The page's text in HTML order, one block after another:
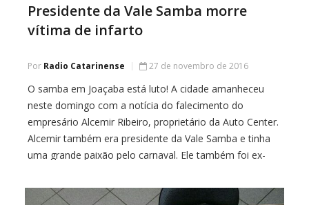
Presidente da Vale Samba morre
vítima de infarto
Por Radio Catarinense 27 de novembro de 2016
O samba em Joaçaba está luto! A cidade amanheceu
neste domingo com a notícia do falecimento do
empresário Alcemir Ribeiro, proprietário da Auto Center.
Alcemir também era presidente da Vale Samba e tinha
uma grande paixão pelo carnaval. Ele também foi ex-
infarto. Ele está sendo velado em […]